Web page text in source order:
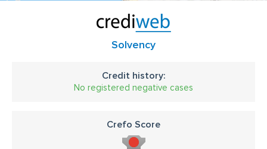
Solvency
Credit history:
No registered negative cases
Crefo Score